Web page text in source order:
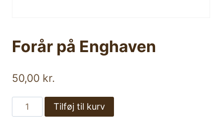
Forår på Enghaven
50,00 kr.
Forår
på
Tilføj til kurv